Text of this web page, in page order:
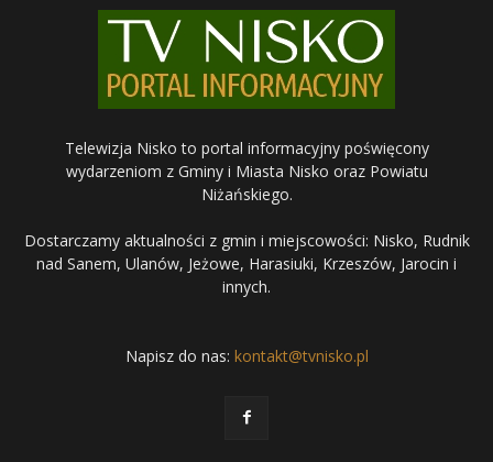
Telewizja Nisko to portal informacyjny poświęcony
wydarzeniom z Gminy i Miasta Nisko oraz Powiatu
Niżańskiego.
Dostarczamy aktualności z gmin i miejscowości: Nisko, Rudnik
nad Sanem, Ulanów, Jeżowe, Harasiuki, Krzeszów, Jarocin i
innych.
Napisz do nas: kontakt@tvnisko.pl